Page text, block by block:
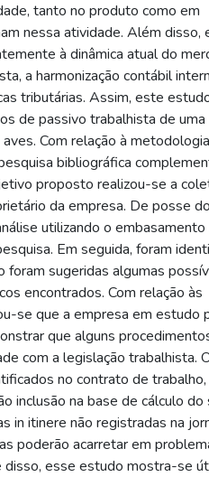
tanto no produto como em
nessa atividade. Além disso,
à dinâmica atual do
a harmonização contábil
tributárias. Assim, este
de passivo trabalhista de uma
Com relação à
bibliográfica
proposto realizou-se a
da empresa. De posse
utilizando o embasamento
Em seguida, foram
sugeridas algumas
encontrados. Com relação às
se que a empresa em estudo
que alguns
com a legislação trabalhista.
no contrato de trabalho,
inclusão na base de cálculo do
in itinere não registradas na
poderão acarretar em
esse estudo mostra-se